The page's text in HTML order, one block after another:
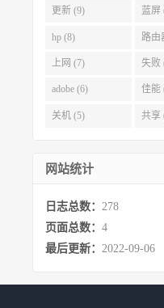
更新 (9) 蓝屏
hp (8) 路由
上网 (7) 失败
adobe (6) 佳能
关机 (5) 共享
网站统计
日志总数： 278
页面总数： 4
最后更新： 2022-09-06